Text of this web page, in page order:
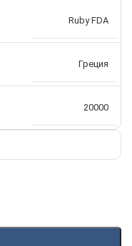
Ruby FDA
Греция
20000